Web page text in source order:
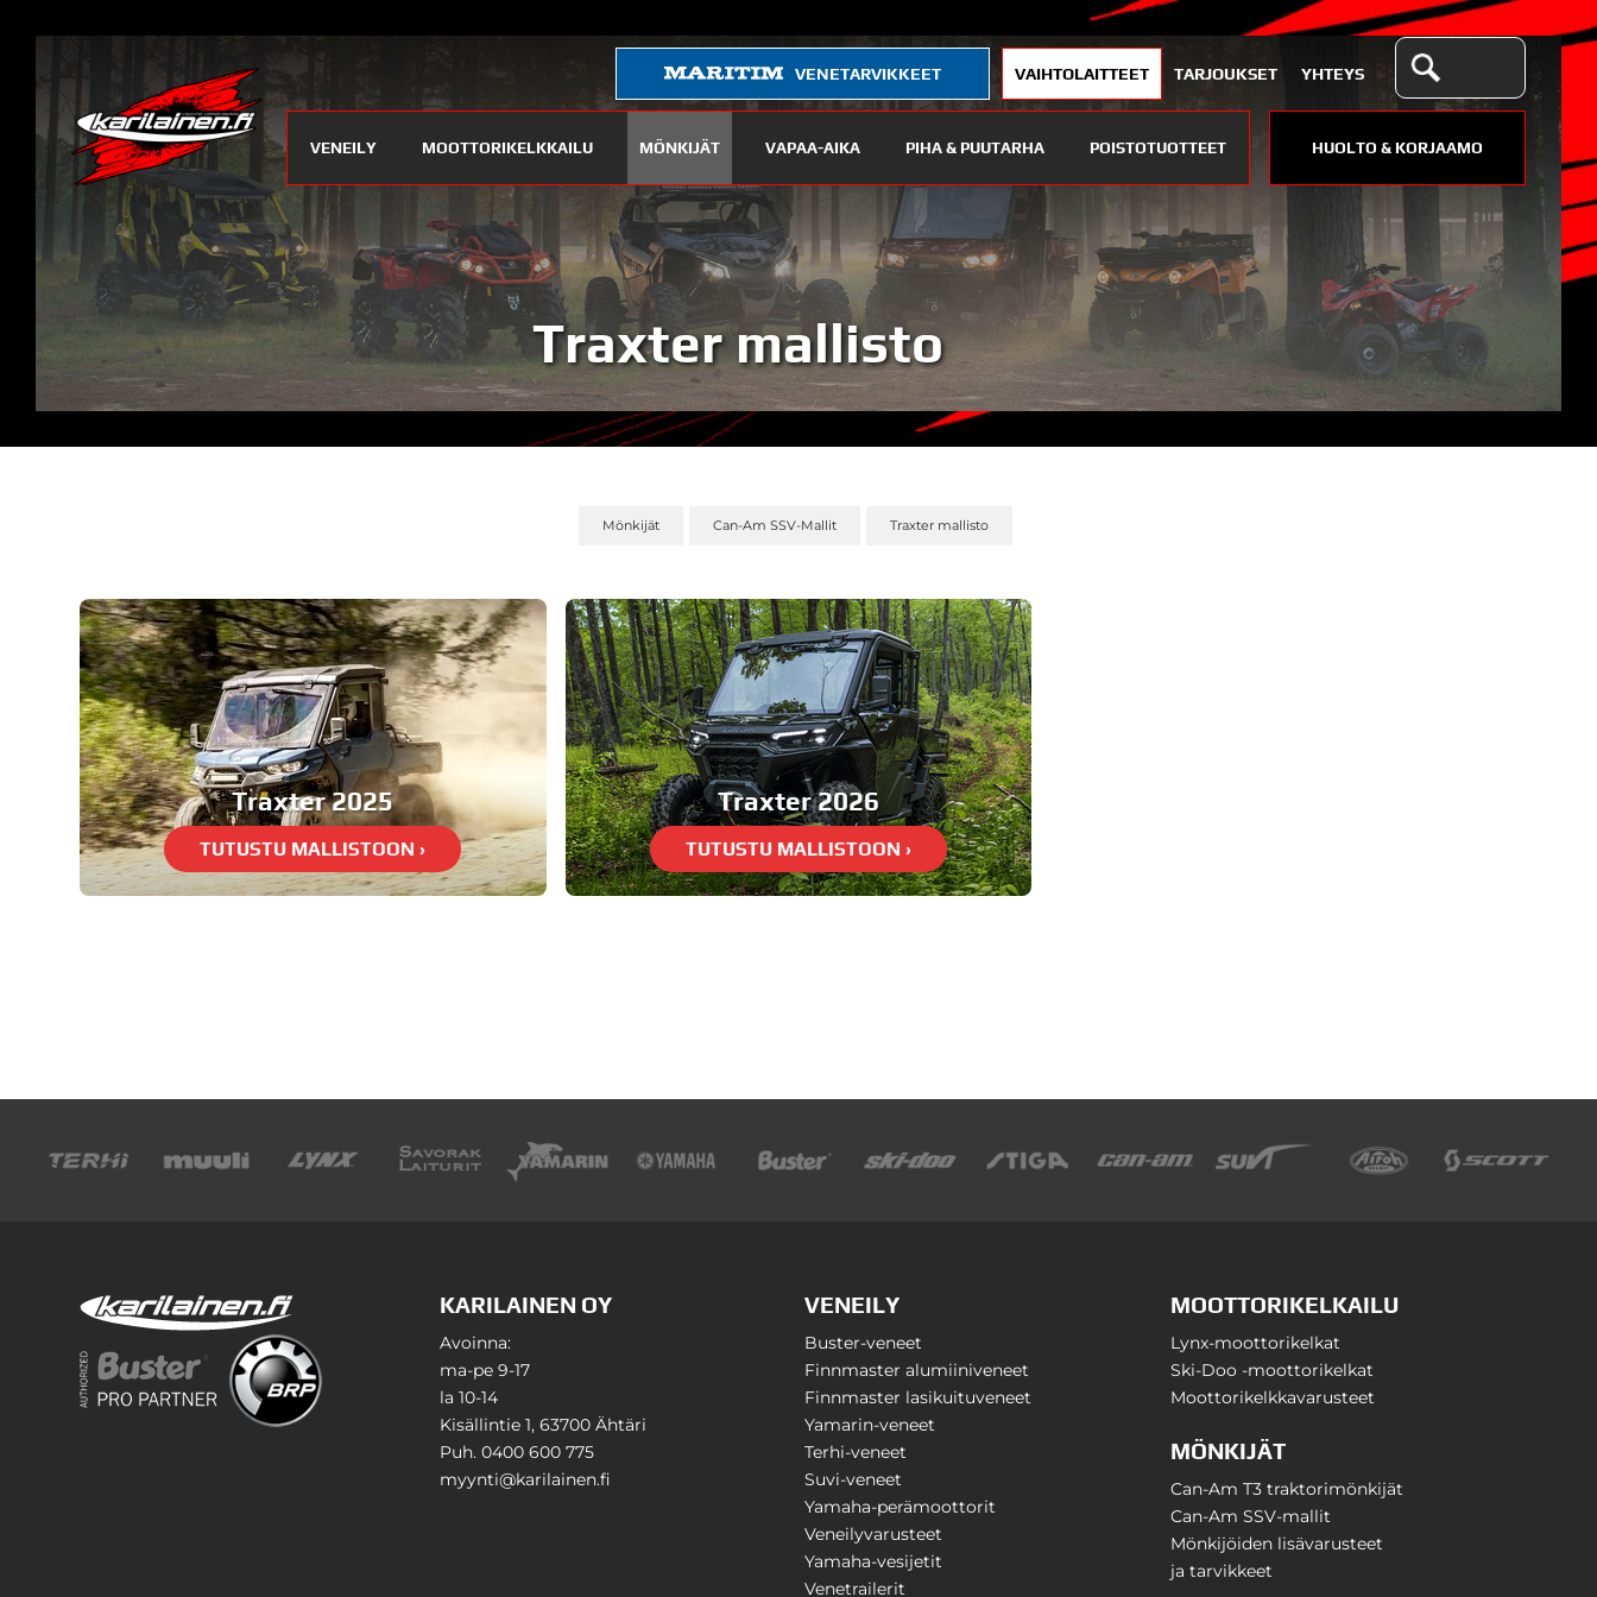
VENETARVIKKEET VAIHTOLAITTEET TARJOUKSET YHTEYS
VENEILY MOOTTORIKELKKAILU MÖNKIJÄT VAPAA-AIKA PIHA & PUUTARHA POISTOTUOTTEET HUOLTO & KORJAAMO
Traxter mallisto
Mönkijät Can-Am SSV-Mallit Traxter mallisto
Traxter 2025 Traxter 2026
KARILAINEN OY
Avoinna:
ma-pe 9-17
la 10-14
Kisällintie 1, 63700 Ähtäri
Puh. 0400 600 775
myynti@karilainen.fi
VENEILY
Buster-veneet
Finnmaster alumiiniveneet
Finnmaster lasikuituveneet
Yamarin-veneet
Terhi-veneet
Suvi-veneet
Yamaha-perämoottorit
Veneilyvarusteet
Yamaha-vesijetit
Venetrailerit
MOOTTORIKELKAILU
Lynx-moottorikelkat
Ski-Doo -moottorikelkat
Moottorikelkkavarusteet
MÖNKIJÄT
Can-Am T3 traktorimönkijät
Can-Am SSV-mallit
Mönkijöiden lisävarusteet
ja tarvikkeet